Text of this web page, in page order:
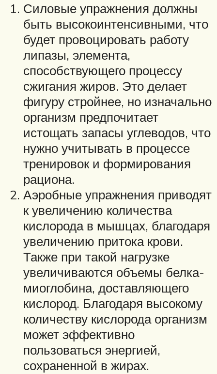
Силовые упражнения должны
быть высокоинтенсивными, что
будет провоцировать работу
липазы, элемента,
способствующего процессу
сжигания жиров. Это делает
фигуру стройнее, но изначально
организм предпочитает
истощать запасы углеводов, что
нужно учитывать в процессе
тренировок и формирования
рациона.
Аэробные упражнения приводят
к увеличению количества
кислорода в мышцах, благодаря
увеличению притока крови.
Также при такой нагрузке
увеличиваются объемы белка-
миоглобина, доставляющего
кислород. Благодаря высокому
количеству кислорода организм
может эффективно
пользоваться энергией,
сохраненной в жирах.